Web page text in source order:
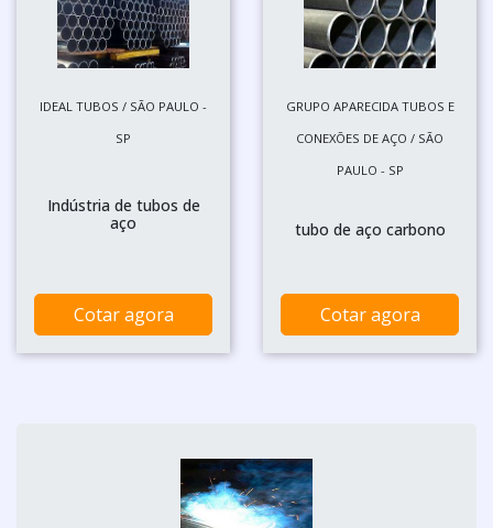
IDEAL TUBOS / SÃO PAULO -
SP
Indústria de tubos de
aço
Cotar agora
GRUPO APARECIDA TUBOS E
CONEXÕES DE AÇO / SÃO
PAULO - SP
tubo de aço carbono
Cotar agora